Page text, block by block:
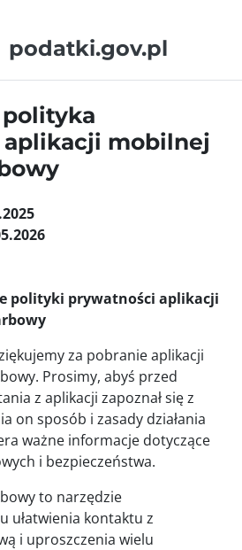
podatki.gov.pl
mobilnej
polityki prywatności aplikacji
za pobranie aplikacji
Prosimy, abyś przed
z aplikacji zapoznał się z
on sposób i zasady działania
ważne informacje dotyczące
i bezpieczeństwa.
to narzędzie
ułatwienia kontaktu z
i uproszczenia wielu